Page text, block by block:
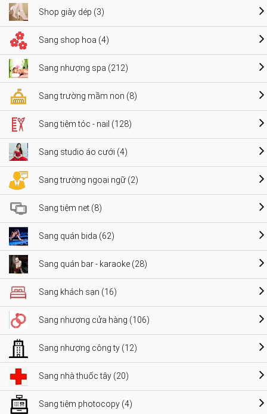
Shop giày dép (3)
Sang shop hoa (4)
Sang nhượng spa (212)
Sang trường mầm non (8)
Sang tiệm tóc - nail (128)
Sang studio áo cưới (4)
Sang trường ngoại ngữ (2)
Sang tiệm net (8)
Sang quán bida (62)
Sang quán bar - karaoke (28)
Sang khách sạn (16)
Sang nhượng cửa hàng (106)
Sang nhượng công ty (12)
Sang nhà thuốc tây (20)
Sang tiệm photocopy (4)